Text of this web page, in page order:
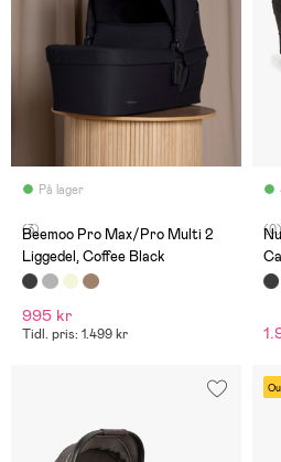
På lager
(3)
Beemoo Pro Max/Pro Multi 2
Liggedel, Coffee Black
995 kr
Tidl. pris: 1.499 kr
(0)